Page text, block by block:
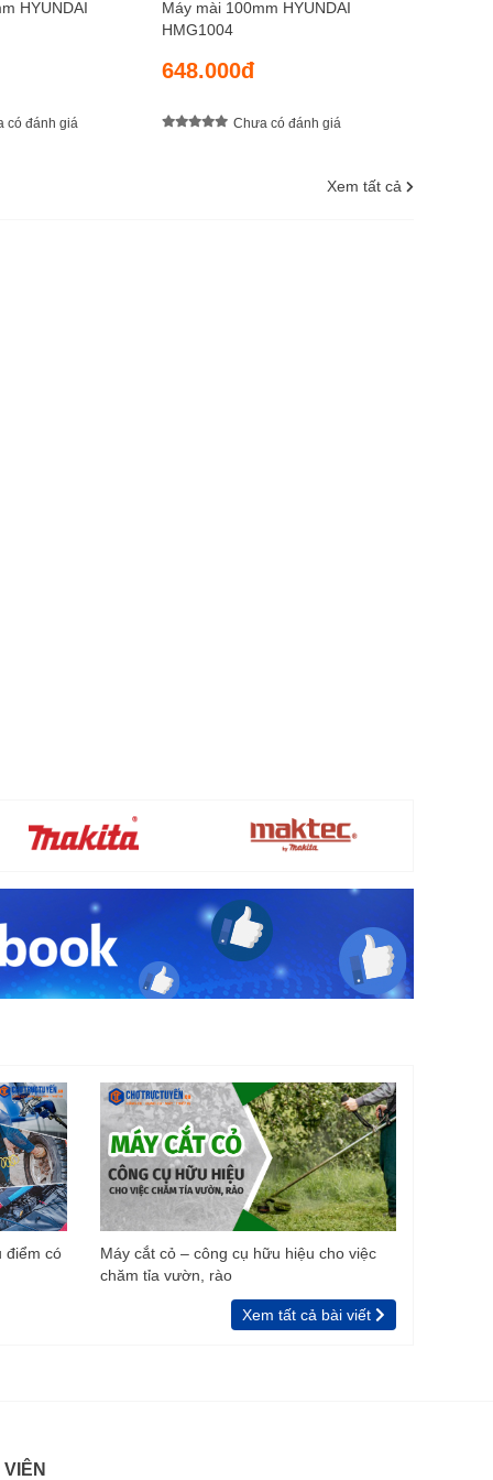
HYUNDAI
có đánh giá
Máy mài 100mm HYUNDAI
HMG1004
648.000đ
Chưa có đánh giá
Xem tất cả
điểm có
Máy cắt cỏ – công cụ hữu hiệu cho việc
chăm tỉa vườn, rào
Xem tất cả bài viết